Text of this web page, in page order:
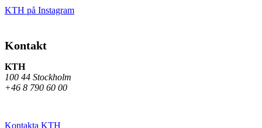
KTH på Instagram
Kontakt
KTH
100 44 Stockholm
+46 8 790 60 00
Kontakta KTH